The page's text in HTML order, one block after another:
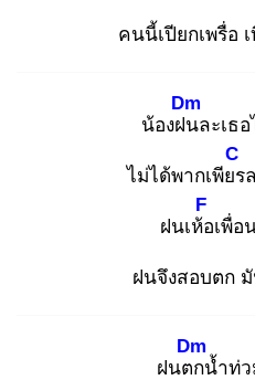
คนนี้เปียกเพรื่อ
น้องฝน
Dm
ละเธอ
ไม่ได้พากเพียร
C
ฝนเห้อ
F
เพื่อ
ฝนจึงสอบตก
ฝนตก
Dm
น้ำท่ว